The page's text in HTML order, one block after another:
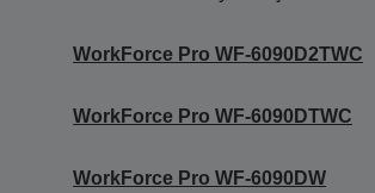
WorkForce Pro WF-6090D2TWC
WorkForce Pro WF-6090DTWC
WorkForce Pro WF-6090DW